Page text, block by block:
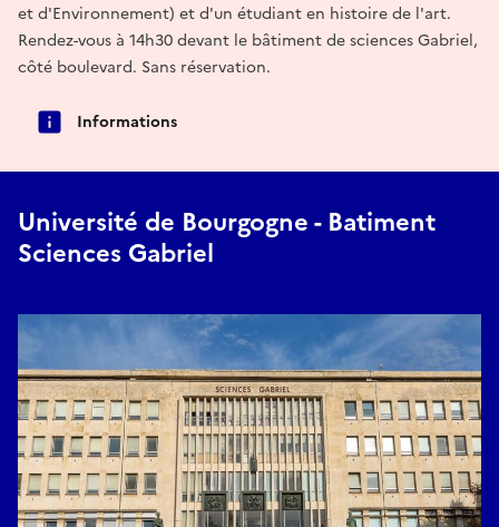
et d'Environnement) et d'un étudiant en histoire de l'art.
Rendez-vous à 14h30 devant le bâtiment de sciences Gabriel,
côté boulevard. Sans réservation.
Informations
Université de Bourgogne - Batiment
Sciences Gabriel